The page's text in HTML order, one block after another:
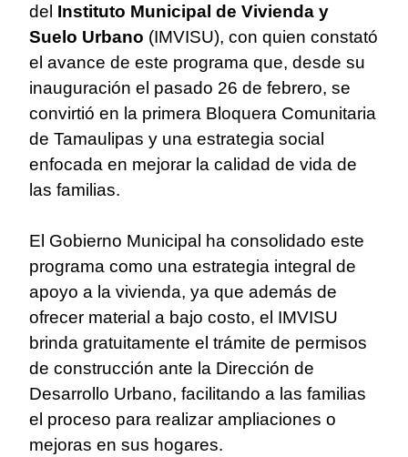
del Instituto Municipal de Vivienda y
Suelo Urbano (IMVISU), con quien constató
el avance de este programa que, desde su
inauguración el pasado 26 de febrero, se
convirtió en la primera Bloquera Comunitaria
de Tamaulipas y una estrategia social
enfocada en mejorar la calidad de vida de
las familias.
El Gobierno Municipal ha consolidado este
programa como una estrategia integral de
apoyo a la vivienda, ya que además de
ofrecer material a bajo costo, el IMVISU
brinda gratuitamente el trámite de permisos
de construcción ante la Dirección de
Desarrollo Urbano, facilitando a las familias
el proceso para realizar ampliaciones o
mejoras en sus hogares.